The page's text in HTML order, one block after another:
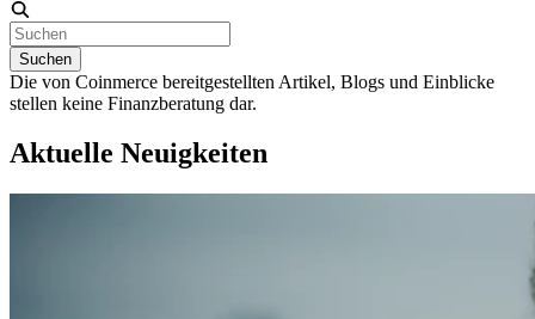
Suchen
Die von Coinmerce bereitgestellten Artikel, Blogs und Einblicke
stellen keine Finanzberatung dar.
Aktuelle Neuigkeiten